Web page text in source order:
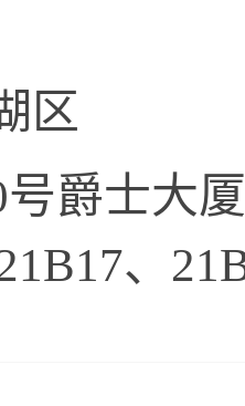
区
爵士大
、